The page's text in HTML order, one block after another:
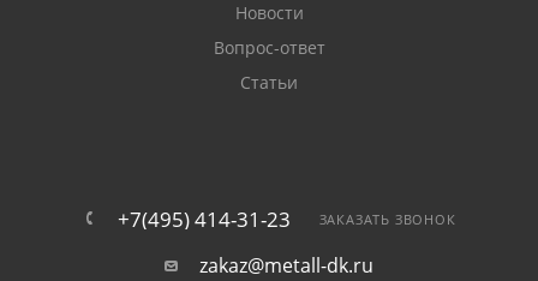
Новости
Вопрос-ответ
Статьи
+7(495) 414-31-23 ЗАКАЗАТЬ ЗВОНОК
zakaz@metall-dk.ru